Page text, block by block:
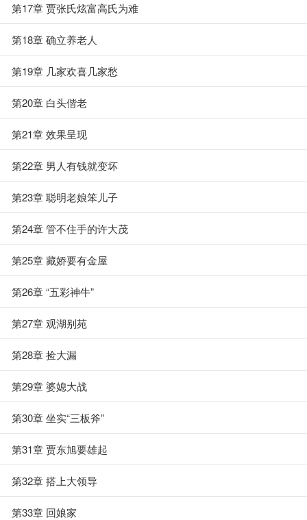
第17章 贾张氏炫富高氏为难
第18章 确立养老人
第19章 几家欢喜几家愁
第20章 白头偕老
第21章 效果呈现
第22章 男人有钱就变坏
第23章 聪明老娘笨儿子
第24章 管不住手的许大茂
第25章 藏娇要有金屋
第26章 “五彩神牛”
第27章 观湖别苑
第28章 捡大漏
第29章 婆媳大战
第30章 坐实“三板斧”
第31章 贾东旭要雄起
第32章 搭上大领导
第33章 回娘家